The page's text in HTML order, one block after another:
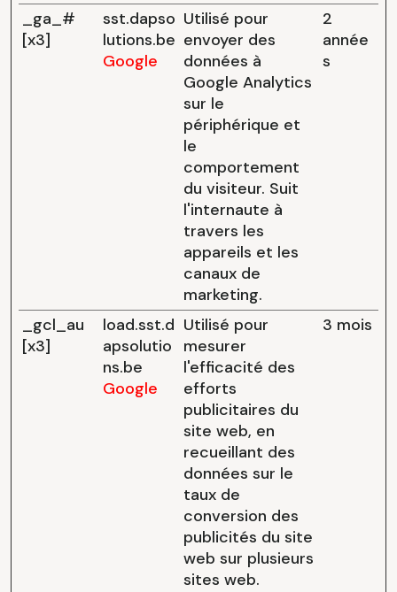
_ga_#
[x3]
sst.dapso
lutions.be
Google
Utilisé pour
envoyer des
données à
Google Analytics
sur le
périphérique et
le
comportement
du visiteur. Suit
l'internaute à
travers les
appareils et les
canaux de
marketing.
2
année
s
_gcl_au
[x3]
load.sst.d
apsolutio
ns.be
Google
Utilisé pour
mesurer
l'efficacité des
efforts
publicitaires du
site web, en
recueillant des
données sur le
taux de
conversion des
publicités du site
web sur plusieurs
sites web.
3 mois